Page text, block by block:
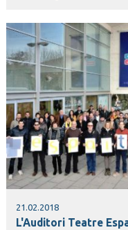
21.02.2018
L'Auditori Teatre